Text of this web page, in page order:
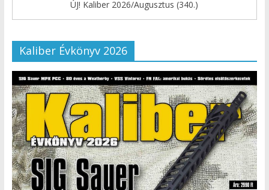
ÚJ! Kaliber 2026/Augusztus (340.)
Kaliber Évkönyv 2026